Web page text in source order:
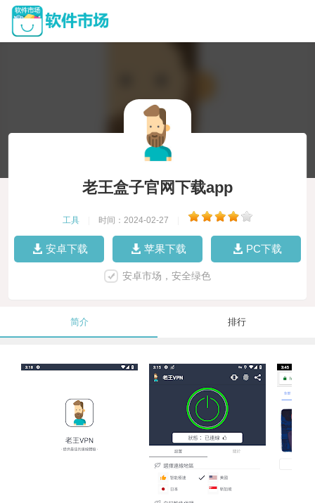
老王盒子官网下载app
工具 时间：2024-02-27
安卓下载 苹果下载 PC下载
安卓市场，安全绿色
简介 排行